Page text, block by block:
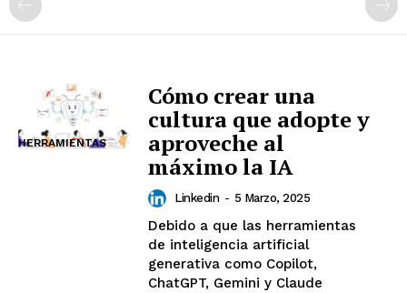
HERRAMIENTAS
Cómo crear una
cultura que adopte y
aproveche al
máximo la IA
Linkedin - 5 Marzo, 2025
Debido a que las herramientas
de inteligencia artificial
generativa como Copilot,
ChatGPT, Gemini y Claude